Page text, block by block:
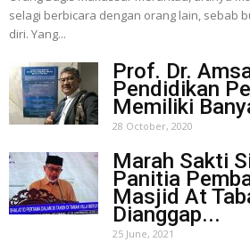
selagi berbicara dengan orang lain, sebab
diri. Yang...
Prof. Dr.
Pendidikan
Memiliki
28 October, 2020
Marah Sakti
Panitia
Masjid At
Dianggap...
25 June, 2021